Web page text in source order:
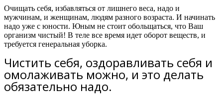
Очищать себя, избавляться от лишнего веса, надо и
мужчинам, и женщинам, людям разного возраста. И начинать
надо уже с юности. Юным не стоит обольщаться, что Ваш
организм чистый! В теле все время идет оборот веществ, и
требуется генеральная уборка.
Чистить себя, оздоравливать себя и
омолаживать можно, и это делать
обязательно надо.